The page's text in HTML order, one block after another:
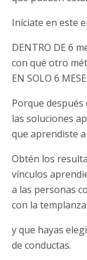
Iníciate en este
DENTRO DE 6
con qué otro
EN SOLO 6
Porque después
las soluciones
que aprendiste
Obtén los
vínculos
a las personas
con la
y que hayas
de conductas.